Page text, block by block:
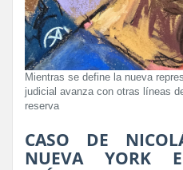
Mientras se define la nueva
judicial avanza con otras líneas
reserva
CASO DE
NUEVA YORK